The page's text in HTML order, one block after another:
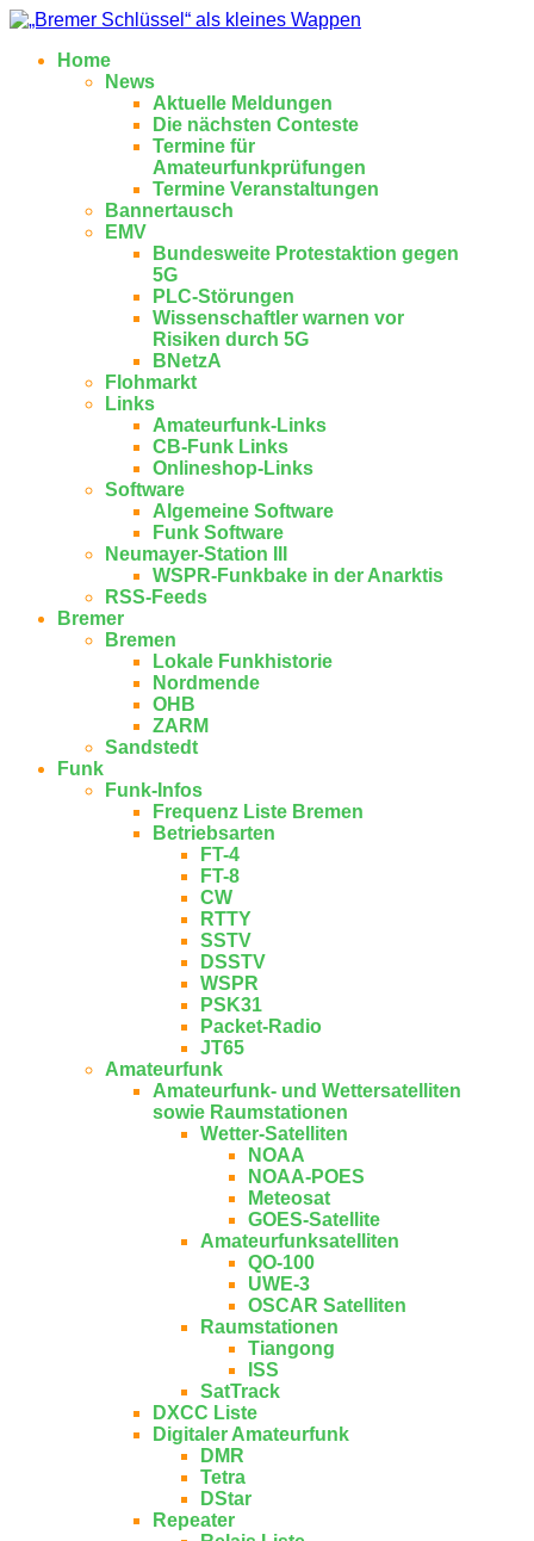
Home
News
Aktuelle Meldungen
Die nächsten Conteste
Termine für
Amateurfunkprüfungen
Termine Veranstaltungen
Bannertausch
EMV
Bundesweite Protestaktion gegen
5G
PLC-Störungen
Wissenschaftler warnen vor
Risiken durch 5G
BNetzA
Flohmarkt
Links
Amateurfunk-Links
CB-Funk Links
Onlineshop-Links
Software
Algemeine Software
Funk Software
Neumayer-Station III
WSPR-Funkbake in der Anarktis
RSS-Feeds
Bremer
Bremen
Lokale Funkhistorie
Nordmende
OHB
ZARM
Sandstedt
Funk
Funk-Infos
Frequenz Liste Bremen
Betriebsarten
FT-4
FT-8
CW
RTTY
SSTV
DSSTV
WSPR
PSK31
Packet-Radio
JT65
Amateurfunk
Amateurfunk- und Wettersatelliten
sowie Raumstationen
Wetter-Satelliten
NOAA
NOAA-POES
Meteosat
GOES-Satellite
Amateurfunksatelliten
QO-100
UWE-3
OSCAR Satelliten
Raumstationen
Tiangong
ISS
SatTrack
DXCC Liste
Digitaler Amateurfunk
DMR
Tetra
DStar
Repeater